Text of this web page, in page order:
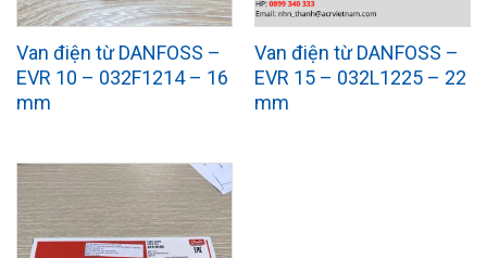
Van điện từ DANFOSS –
EVR 10 – 032F1214 – 16
mm
Van điện từ DANFOSS –
EVR 15 – 032L1225 – 22
mm